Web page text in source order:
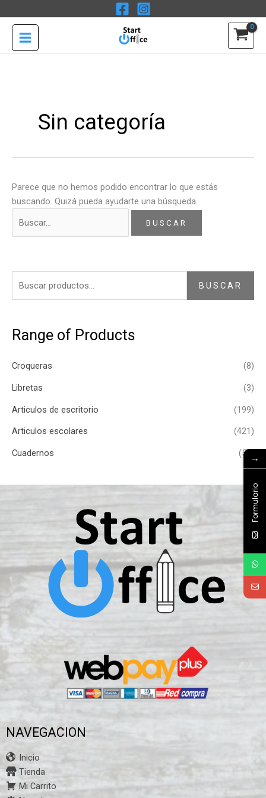
al
contenido
Sin categoría
Parece que no hemos podido encontrar lo que estás
buscando. Quizá pueda ayudarte una búsqueda.
por:
u
BUSCAR
Range of Products
Croqueras (8)
Libretas (3)
Articulos de escritorio (199)
Articulos escolares (421)
Cuadernos (54)
NAVEGACION
Inicio
Tienda
Mi Carrito
→
Formulario